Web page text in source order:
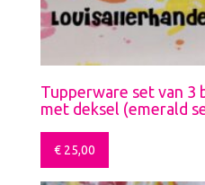
Tupperware set van 3
met deksel (emerald
€ 25,00